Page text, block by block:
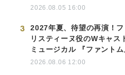
2026.08.05 16:00
3
2027年夏、待望の再演！
リスティーヌ役のWキャス
ミュージカル 『ファントム
2026.08.06 12:00